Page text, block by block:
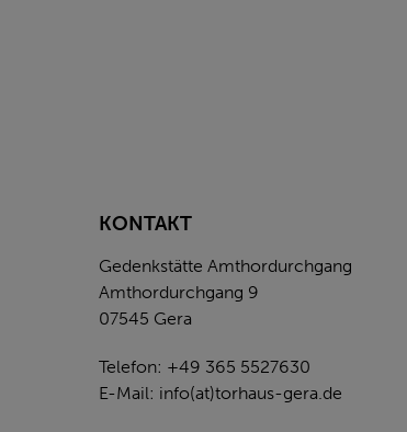
KONTAKT
Gedenkstätte Amthordurchgang
Amthordurchgang 9
07545 Gera
Telefon: +49 365 5527630
E-Mail: info(at)torhaus-gera.de